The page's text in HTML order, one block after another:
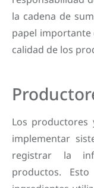
la cadena de
papel importante
calidad de los
Los productores
implementar
registrar la
productos.